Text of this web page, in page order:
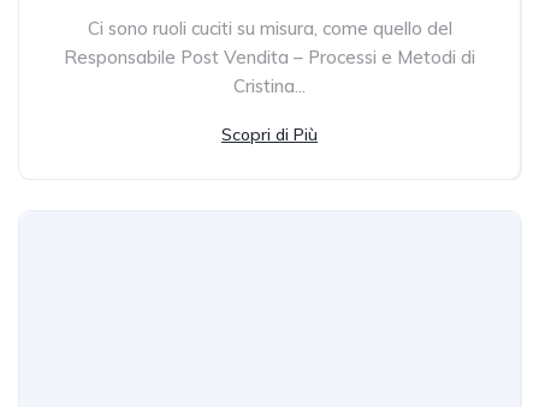
Ci sono ruoli cuciti su misura, come quello del
Responsabile Post Vendita – Processi e Metodi di
Cristina...
Scopri di Più